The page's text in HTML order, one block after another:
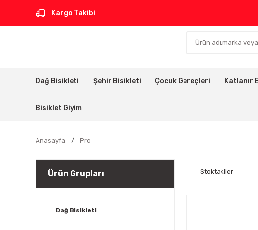
Kargo Takibi
Dağ Bisikleti Şehir Bisikleti Çocuk Gereçleri Katlanır
Bisiklet Giyim
Anasayfa Prc
Ürün Grupları
Dağ Bisikleti
Stoktakiler